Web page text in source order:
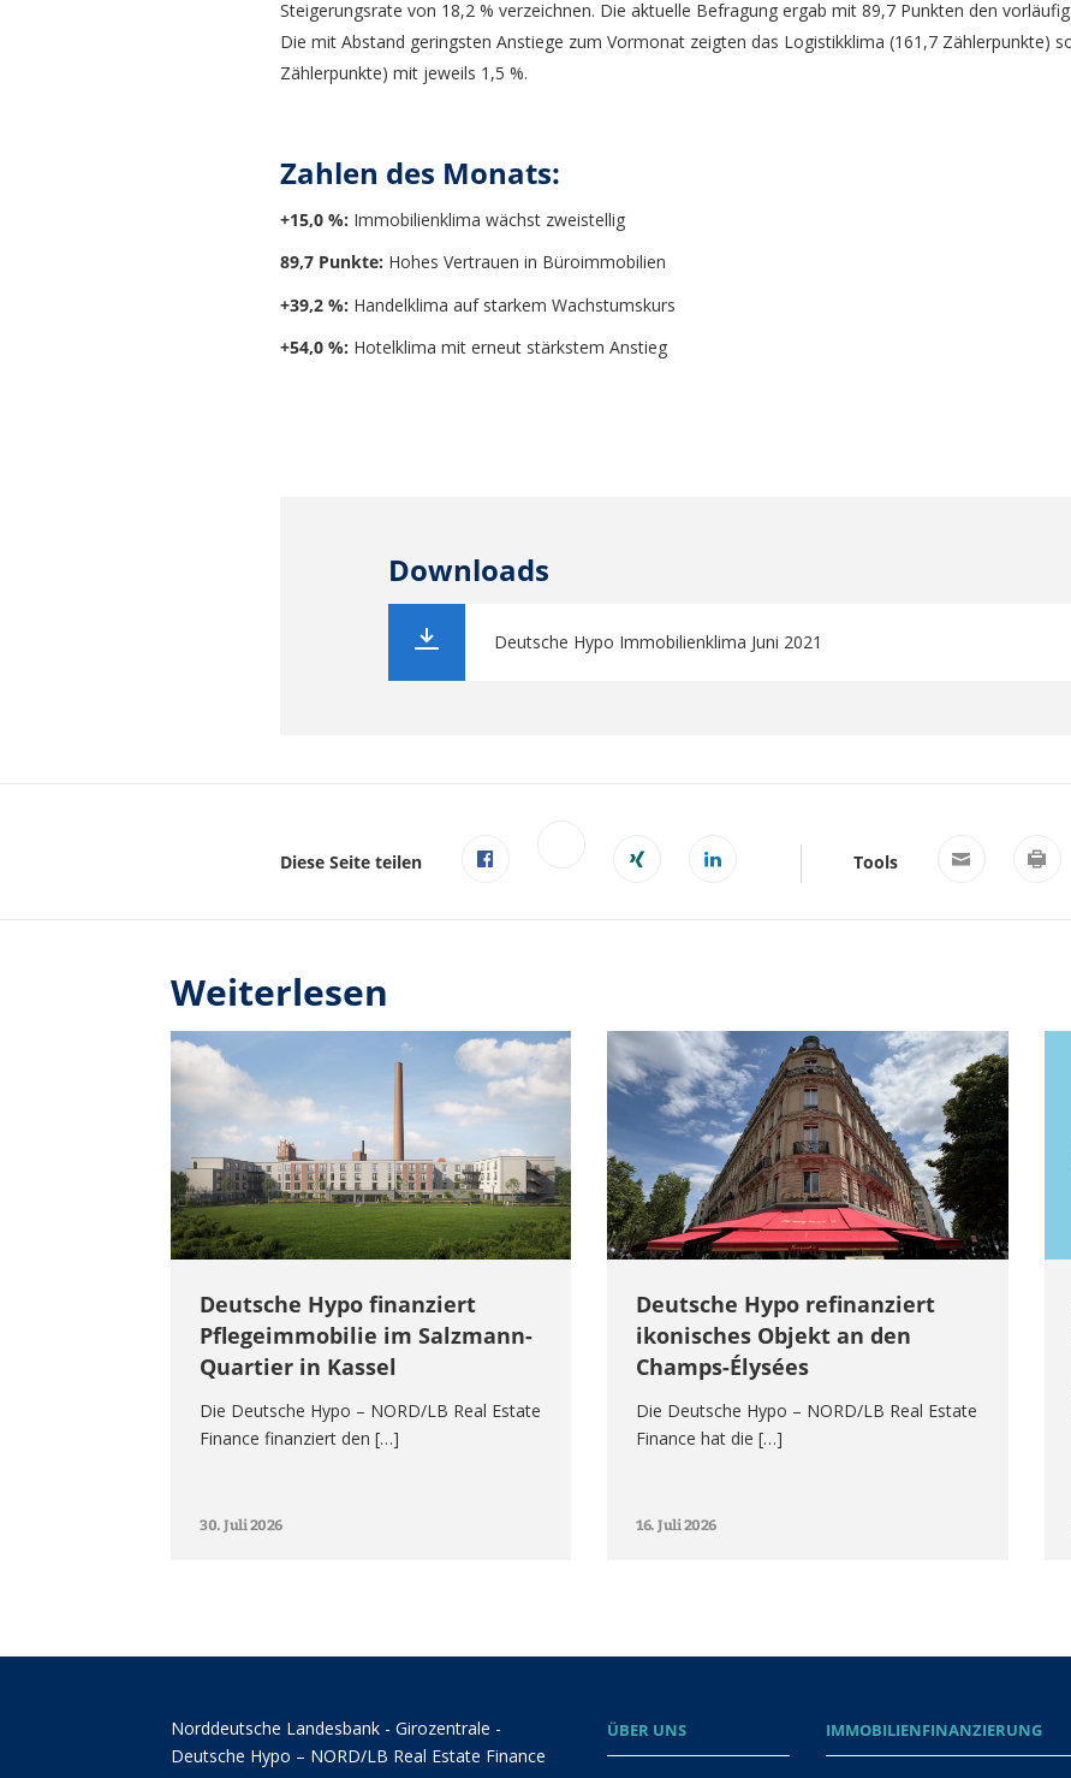
Steigerungsrate von 18,2 % verzeichnen. Die aktuelle Befragung ergab mit 89,7 Punkten den
Die mit Abstand geringsten Anstiege zum Vormonat zeigten das Logistikklima (161,7 Zählerpunkte)
Zählerpunkte) mit jeweils 1,5 %.
Zahlen des Monats:
+15,0 %: Immobilienklima wächst zweistellig
89,7 Punkte: Hohes Vertrauen in Büroimmobilien
+39,2 %: Handelklima auf starkem Wachstumskurs
+54,0 %: Hotelklima mit erneut stärkstem Anstieg
Downloads
Deutsche Hypo Immobilienklima Juni 2021
Diese Seite teilen Tools
Weiterlesen
Deutsche Hypo finanziert
Pflegeimmobilie im Salzmann-
Quartier in Kassel
Die Deutsche Hypo – NORD/LB Real Estate
Finance finanziert den […]
30. Juli 2026
Deutsche Hypo refinanziert
ikonisches Objekt an den
Champs-Élysées
Die Deutsche Hypo – NORD/LB Real Estate
Finance hat die […]
16. Juli 2026
Norddeutsche Landesbank - Girozentrale -
Deutsche Hypo – NORD/LB Real Estate Finance
ÜBER UNS IMMOBILIENFINANZIERUNG